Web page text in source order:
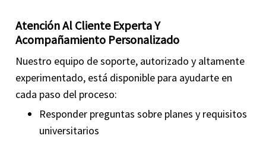
Atención Al Cliente Experta Y
Acompañamiento Personalizado
Nuestro equipo de soporte, autorizado y altamente
experimentado, está disponible para ayudarte en
cada paso del proceso:
Responder preguntas sobre planes y requisitos
universitarios